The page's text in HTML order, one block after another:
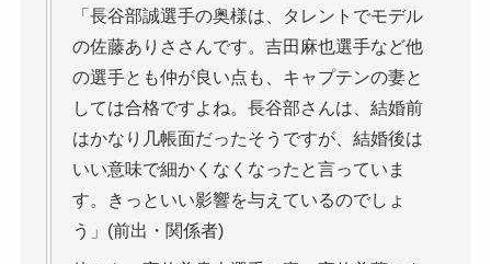
「長谷部誠選手の奥様は、タレントでモデル
の佐藤ありささんです。吉田麻也選手など他
の選手とも仲が良い点も、キャプテンの妻と
しては合格ですよね。長谷部さんは、結婚前
はかなり几帳面だったそうですが、結婚後は
いい意味で細かくなくなったと言っていま
す。きっといい影響を与えているのでしょ
う」(前出・関係者)